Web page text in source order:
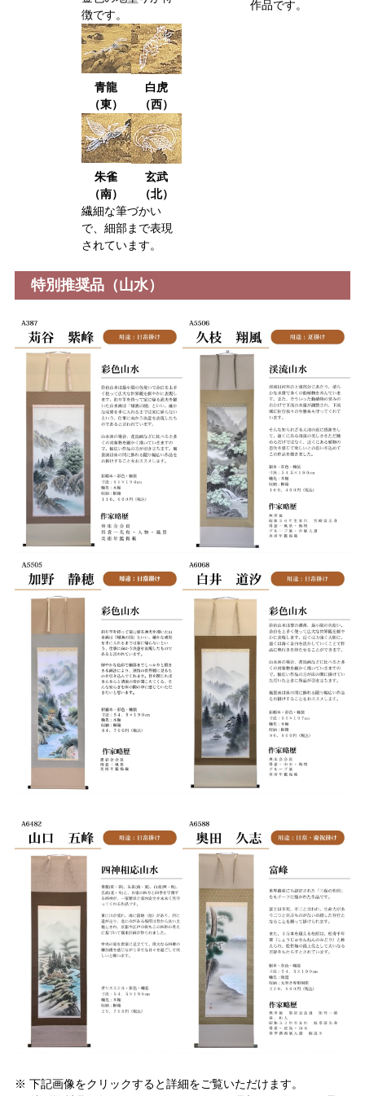
徴です。
青龍
（東）
白虎
（西）
朱雀
（南）
玄武
（北）
繊細な筆づかい
で、細部まで表現
されています。
作品です。
特別推奨品（山水）
※ 下記画像をクリックすると詳細をご覧いただけます。